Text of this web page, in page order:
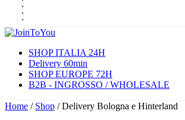
SHOP ITALIA 24H
Delivery 60min
SHOP EUROPE 72H
B2B - INGROSSO / WHOLESALE
Home / Shop / Delivery Bologna e Hinterland